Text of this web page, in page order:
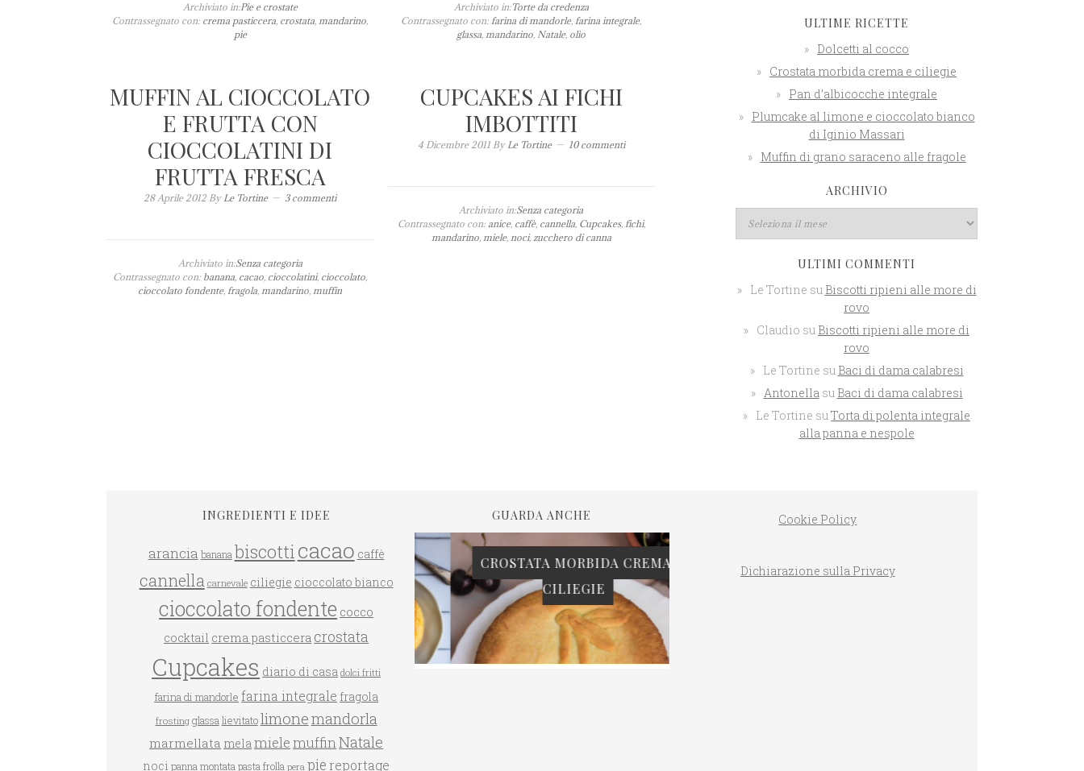
Archiviato in:Pie e crostate
Contrassegnato con: crema pasticcera, crostata,mandarino,
pie
Archiviato in:Torte da credenza
Contrassegnato con:farina di mandorle,farina integrale,
glassa,mandarino,Natale, olio
MUFFIN AL CIOCCOLATO
E FRUTTA CON
CIOCCOLATINI DI
FRUTTA FRESCA
28 Aprile 2012ByLe Tortine 3 commenti
Archiviato in:Senza categoria
Contrassegnato con: banana, cacao, cioccolatini, cioccolato,
cioccolato fondente,fragola,mandarino,muffin
CUPCAKES AI FICHI
IMBOTTITI
4 Dicembre 2011ByLe Tortine 10 commenti
Archiviato in:Senza categoria
Contrassegnato con: anice, caffè, cannella, Cupcakes, fichi,
mandarino, miele, noci, zucchero di canna
ULTIME RICETTE
Dolcetti al cocco
Crostata morbida crema e ciliegie
Pan d’albicocche integrale
Plumcake al limone e cioccolato bianco
di Iginio Massari
Muffin di grano saraceno alle fragole
ARCHIVIO
ULTIMI COMMENTI
Le Tortine su Biscotti ripieni alle more di
rovo
Claudio su Biscotti ripieni alle more di
rovo
Le Tortine su Baci di dama calabresi
Antonellasu Baci di dama calabresi
Le Tortine suTorta di polenta integrale
alla panna e nespole
INGREDIENTI E IDEE
arancia banana biscotticacao caffè
cannella carnevale ciliegie cioccolato bianco
cioccolato fondente cocco
cocktail crema pasticcera crostata
Cupcakes diario di casa dolci fritti
farina di mandorle farina integrale fragola
frosting glassa lievitato limonemandorla
marmellata melamielemuffin Natale
noci panna montata pasta frolla pera pie reportage
GUARDA ANCHE
SARACENO ALLE
DOLCETTI AL COCCO
CROSTATA MORBIDA CREMA E
CILIEGIE
Cookie Policy
Dichiarazione sulla Privacy